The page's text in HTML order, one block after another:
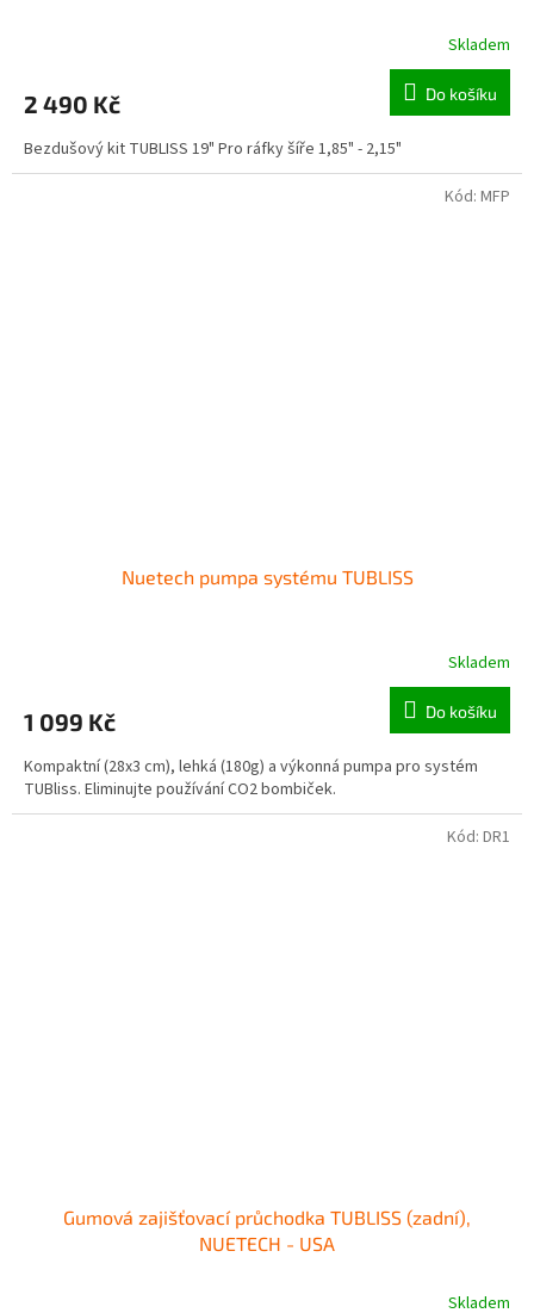
Skladem
2 490 Kč Do košíku
Bezdušový kit TUBLISS 19" Pro ráfky šíře 1,85" - 2,15"
Nuetech pumpa systému TUBLISS
Skladem
1 099 Kč Do košíku
Kompaktní (28x3 cm), lehká (180g) a výkonná pumpa pro systém
TUBliss. Eliminujte používání CO2 bombiček.
Kód: MFP
Gumová zajišťovací průchodka TUBLISS (zadní),
NUETECH - USA
Skladem
Kód: DR1